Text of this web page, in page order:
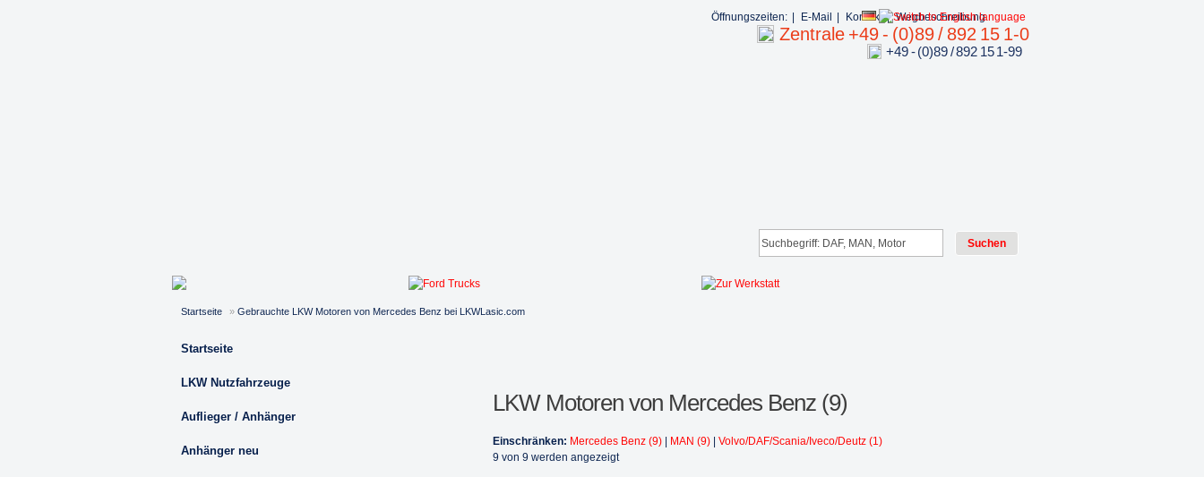
Wegbeschreibung
Kontakt |
E-Mail
Öffnungszeiten:
Zentrale +49 - (0)89 / 892 15 1-0
+49 - (0)89 / 892 15 1-99
Startseite » Gebrauchte LKW Motoren von Mercedes Benz bei LKWLasic.com
Startseite
LKW Nutzfahrzeuge
Auflieger / Anhänger
Anhänger neu
LKW Motoren von Mercedes Benz (9)
Einschränken: Mercedes Benz (9) MAN (9)
Volvo/DAF/Scania/Iveco/Deutz (1)
9 von 9 werden angezeigt